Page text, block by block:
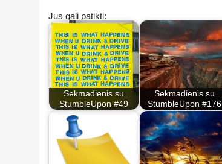
Jus gali patikti:
Sekmadienis su
StumbleUpon #49
Sekmadienis su
StumbleUpon #176